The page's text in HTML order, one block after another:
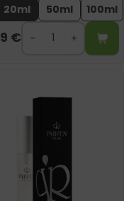
20ml 50ml 100ml
€